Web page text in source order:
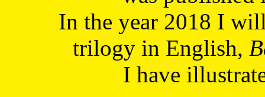
In the year 2018 I
trilogy in English,
I have